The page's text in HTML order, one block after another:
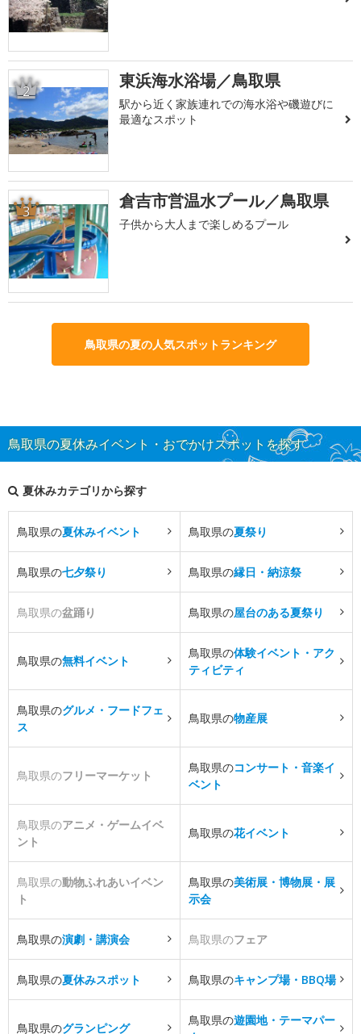
2 東浜海水浴場／鳥取県
駅から近く家族連れでの海水浴や磯遊びに
最適なスポット
3 倉吉市営温水プール／鳥取県
子供から大人まで楽しめるプール
鳥取県の夏の人気スポットランキング
鳥取県の夏休みイベント・おでかけスポットを探す
夏休みカテゴリから探す
鳥取県の夏休みイベント 鳥取県の夏祭り
鳥取県の七夕祭り 鳥取県の縁日・納涼祭
鳥取県の盆踊り 鳥取県の屋台のある夏祭り
鳥取県の無料イベント
鳥取県の体験イベント・アク
ティビティ
鳥取県のグルメ・フードフェ
ス
鳥取県の物産展
鳥取県のフリーマーケット
鳥取県のコンサート・音楽イ
ベント
鳥取県のアニメ・ゲームイベ
ント
鳥取県の花イベント
鳥取県の動物ふれあいイベン
ト
鳥取県の美術展・博物展・展
示会
鳥取県の演劇・講演会 鳥取県のフェア
鳥取県の夏休みスポット 鳥取県のキャンプ場・BBQ場
鳥取県のグランピング
鳥取県の遊園地・テーマパー